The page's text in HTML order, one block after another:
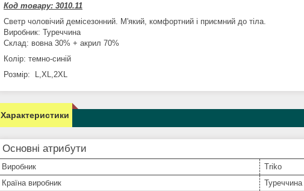
Код товару: 3010.11
Светр чоловічий демісезонний. М'який, комфортний і приємний до тіла.
Виробник: Туреччина
Склад: вовна 30% + акрил 70%
Колір: темно-синій
Розмір: L,XL,2XL
Характеристики
Основні атрибути
Виробник
Triko
Країна виробник
Туреччина